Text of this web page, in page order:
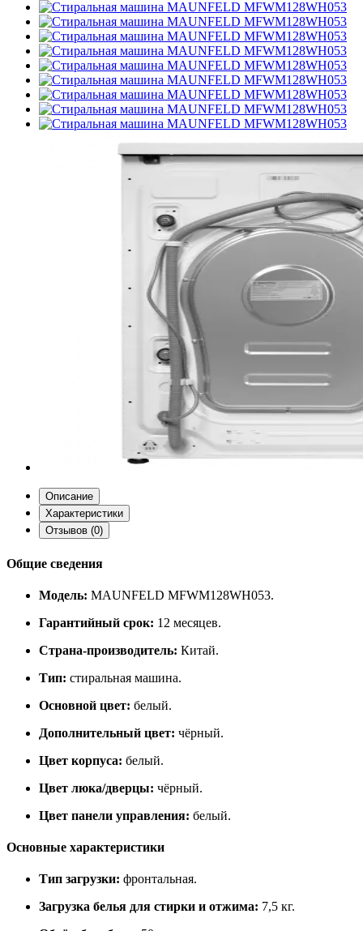
Описание
Характеристики
Отзывов (0)
Общие сведения
Модель: MAUNFELD MFWM128WH053.
Гарантийный срок: 12 месяцев.
Страна‑производитель: Китай.
Тип: стиральная машина.
Основной цвет: белый.
Дополнительный цвет: чёрный.
Цвет корпуса: белый.
Цвет люка/дверцы: чёрный.
Цвет панели управления: белый.
Основные характеристики
Тип загрузки: фронтальная.
Загрузка белья для стирки и отжима: 7,5 кг.